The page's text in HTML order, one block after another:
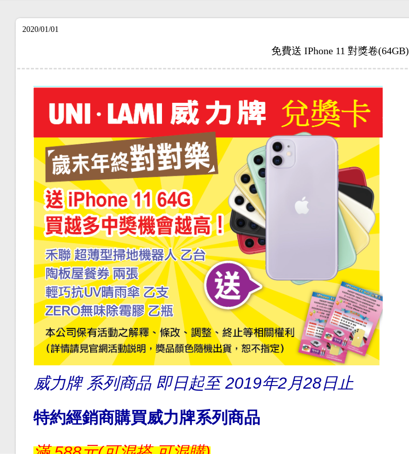
2020/01/01
免費送 IPhone 11 對獎卷(64GB)
威力牌 系列商品 即日起至 2019年2月28日止
特約經銷商購買威力牌系列商品